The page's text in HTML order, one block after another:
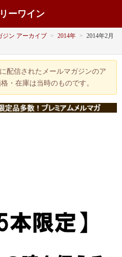
ーワイン
ジン アーカイブ > 2014年 > 2014年2月
配信されたメールマガジンのア
・在庫は当時のものです。